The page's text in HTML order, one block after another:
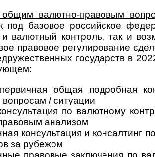
общим валютно-правовым
под базовое рос­сий­ское
и валют­ный конт­роль, так и
пра­во­вое регу­ли­ро­ва­ние
госу­дарств в
общая подробная
воп­ро­сам / ситу­ации
по валютному
ана­лизом
консультация и консалтинг
за рубежом
правовые заключения по